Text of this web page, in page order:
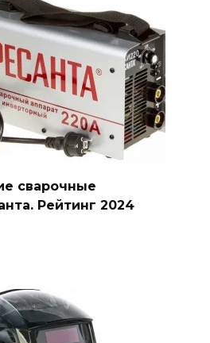
сварочные
Рейтинг 2024